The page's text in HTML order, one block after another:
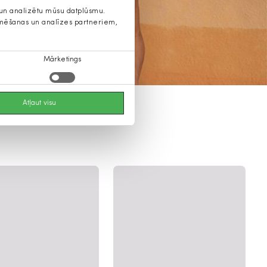
analizētu mūsu datplūsmu.
un analīzes partneriem,
Mārketings
Atļaut visu